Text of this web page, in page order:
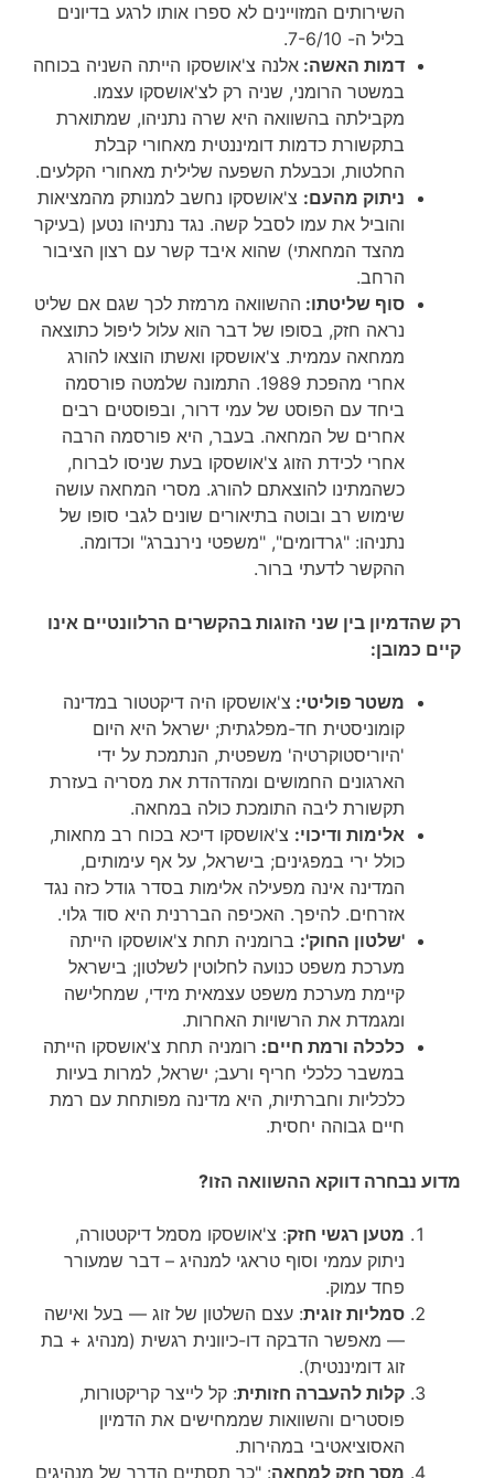
השירותים המזויינים לא ספרו אותו לרגע בדיונים
בליל ה- 7-6/10.
דמות האשה: אלנה צ'אושסקו הייתה השניה בכוחה
במשטר הרומני, שניה רק לצ'אושסקו עצמו.
מקבילתה בהשוואה היא שרה נתניהו, שמתוארת
בתקשורת כדמות דומיננטית מאחורי קבלת
החלטות, וכבעלת השפעה שלילית מאחורי הקלעים.
ניתוק מהעם: צ'אושסקו נחשב למנותק מהמציאות
והוביל את עמו לסבל קשה. נגד נתניהו נטען (בעיקר
מהצד המחאתי) שהוא איבד קשר עם רצון הציבור
הרחב.
סוף שליטתו: ההשוואה מרמזת לכך שגם אם שליט
נראה חזק, בסופו של דבר הוא עלול ליפול כתוצאה
ממחאה עממית. צ'אושסקו ואשתו הוצאו להורג
אחרי מהפכת 1989. התמונה שלמטה פורסמה
ביחד עם הפוסט של עמי דרור, ובפוסטים רבים
אחרים של המחאה. בעבר, היא פורסמה הרבה
אחרי לכידת הזוג צ'אושסקו בעת שניסו לברוח,
כשהמתינו להוצאתם להורג. מסרי המחאה עושה
שימוש רב ובוטה בתיאורים שונים לגבי סופו של
נתניהו: "גרדומים", "משפטי נירנברג" וכדומה.
ההקשר לדעתי ברור.
רק שהדמיון בין שני הזוגות בהקשרים הרלוונטיים אינו
קיים כמובן:
משטר פוליטי: צ'אושסקו היה דיקטטור במדינה
קומוניסטית חד-מפלגתית; ישראל היא היום
'היוריסטוקרטיה' משפטית, הנתמכת על ידי
הארגונים החמושים ומהדהדת את מסריה בעזרת
תקשורת ליבה התומכת כולה במחאה.
אלימות ודיכוי: צ'אושסקו דיכא בכוח רב מחאות,
כולל ירי במפגינים; בישראל, על אף עימותים,
המדינה אינה מפעילה אלימות בסדר גודל כזה נגד
אזרחים. להיפך. האכיפה הבררנית היא סוד גלוי.
'שלטון החוק': ברומניה תחת צ'אושסקו הייתה
מערכת משפט כנועה לחלוטין לשלטון; בישראל
קיימת מערכת משפט עצמאית מידי, שמחלישה
ומגמדת את הרשויות האחרות.
כלכלה ורמת חיים: רומניה תחת צ'אושסקו הייתה
במשבר כלכלי חריף ורעב; ישראל, למרות בעיות
כלכליות וחברתיות, היא מדינה מפותחת עם רמת
חיים גבוהה יחסית.
מדוע נבחרה דווקא ההשוואה הזו?
מטען רגשי חזק: צ'אושסקו מסמל דיקטטורה,
ניתוק עממי וסוף טראגי למנהיג – דבר שמעורר
פחד עמוק.
סמליות זוגית: עצם השלטון של זוג — בעל ואישה
— מאפשר הדבקה דו-כיוונית רגשית (מנהיג + בת
זוג דומיננטית).
קלות להעברה חזותית: קל לייצר קריקטורות,
פוסטרים והשוואות שממחישים את הדמיון
האסוציאטיבי במהירות.
מסר חזק למחאה: "כך תסתיים הדרך של מנהיגים